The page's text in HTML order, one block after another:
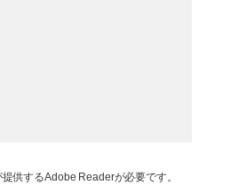
供するAdobe Readerが必要です。